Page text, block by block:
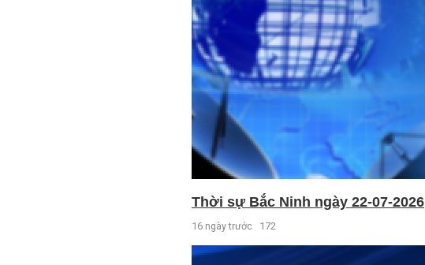
Thời sự Bắc Ninh ngày 22-07-2026
16 ngày trước 172